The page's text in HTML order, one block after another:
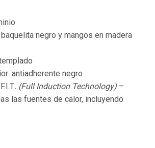
negro y mangos en madera
antiadherente negro
. (Full Induction Technology) –
las fuentes de calor, incluyendo